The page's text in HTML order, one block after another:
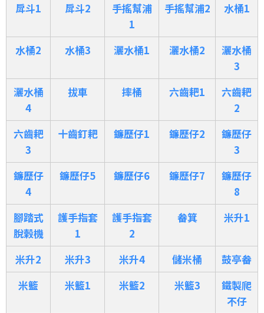
戽斗1
戽斗2
手搖幫浦
1
手搖幫浦2 水桶1
水桶2 水桶3 灑水桶1 灑水桶2
灑水桶
3
灑水桶
4
拔車 摔桶 六齒耙1
六齒耙
2
六齒耙
3
十齒釘耙 鐮歷仔1 鐮歷仔2
鐮歷仔
3
鐮歷仔
4
鐮歷仔5 鐮歷仔6 鐮歷仔7
鐮歷仔
8
腳踏式
脫榖機
護手指套
1
護手指套
2
畚箕 米升1
米升2 米升3 米升4 儲米桶
鼓亭畚
米籃
米籃1 米籃2 米籃3
鐵製爬
不仔